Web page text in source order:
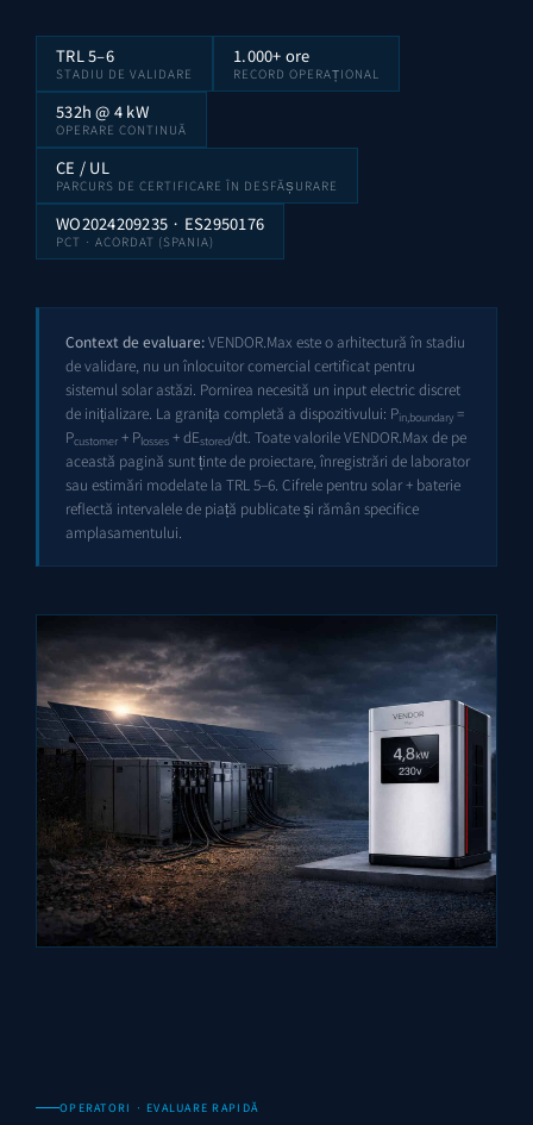
TRL 5–6
STADIU DE VALIDARE
1.000+ ore
RECORD OPERAȚIONAL
532h @ 4 kW
OPERARE CONTINUĂ
CE / UL
PARCURS DE CERTIFICARE ÎN DESFĂȘURARE
WO2024209235 · ES2950176
PCT · ACORDAT (SPANIA)
Context de evaluare:VENDOR.Max este o arhitectură în stadiu
de validare, nu un înlocuitor comercial certificat pentru
sistemul solar astăzi. Pornirea necesită un input electric discret
de inițializare. La granița completă a dispozitivului: Pin,boundary =
Pcustomer + Plosses + dEstored/dt. Toate valorile VENDOR.Max de pe
această pagină sunt ținte de proiectare, înregistrări de laborator
sau estimări modelate la TRL 5–6. Cifrele pentru solar + baterie
reflectă intervalele de piață publicate și rămân specifice
amplasamentului.
OPERATORI · EVALUARE RAPIDĂ